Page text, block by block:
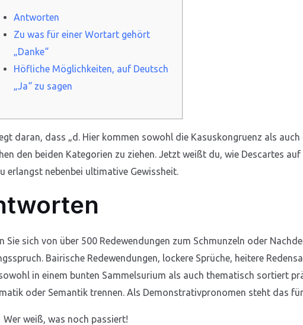
Antworten
Zu was für einer Wortart gehört
„Danke“
Höfliche Möglichkeiten, auf Deutsch
„Ja“ zu sagen
daran, dass „d. Hier kommen sowohl die Kasuskongruenz als
den beiden Kategorien zu ziehen. Jetzt weißt du, wie Descartes
erlangst nebenbei ultimative Gewissheit.
Sie sich von über 500 Redewendungen zum Schmunzeln oder
Bairische Redewendungen, lockere Sprüche, heitere
in einem bunten Sammelsurium als auch thematisch sortiert
oder Semantik trennen. Als Demonstrativpronomen steht das
Wer weiß, was noch passiert!